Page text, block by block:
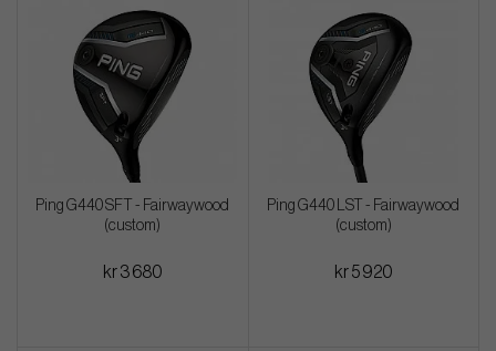
Ping G440 SFT - Fairwaywood
(custom)
kr 3 680
Ping G440 LST - Fairwaywood
(custom)
kr 5 920